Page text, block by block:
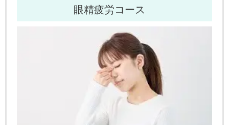
眼精疲労コース